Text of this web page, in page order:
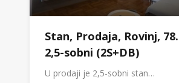
Stan, Prodaja, Rovinj,
2,5-sobni (2S+DB)
U prodaji je 2,5-sobni stan…